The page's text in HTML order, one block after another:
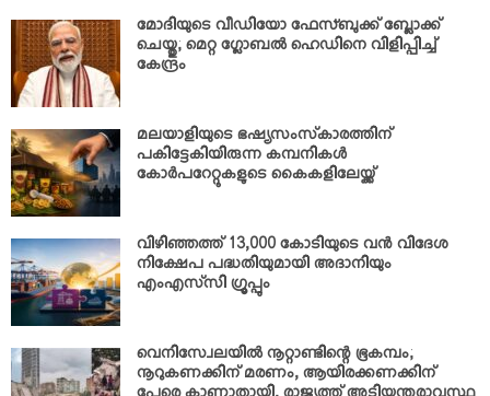
മോദിയുടെ വീഡിയോ ഫേസ്ബുക്ക് ബ്ലോക്ക്
ചെയ്തു; മെറ്റ ഗ്ലോബല്‍ ഹെഡിനെ വിളിപ്പിച്ച്
കേന്ദ്രം
മലയാളിയുടെ ഭഷ്യസംസ്‌കാരത്തിന്
പകിട്ടേകിയിരുന്ന കമ്പനികള്‍
കോര്‍പറേറ്റുകളുടെ കൈകളിലേയ്ക്ക്
വിഴിഞ്ഞത്ത് 13,000 കോടിയുടെ വന്‍ വിദേശ
നിക്ഷേപ പദ്ധതിയുമായി അദാനിയും
എംഎസ്‌സി ഗ്രൂപ്പും
വെനിസ്വേലയില്‍ നൂറ്റാണ്ടിന്റെ ഭൂകമ്പം;
നൂറുകണക്കിന് മരണം, ആയിരക്കണക്കിന്